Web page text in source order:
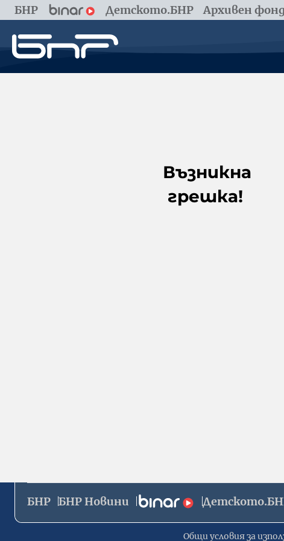
БНР Детското.БНР Архивен
Възникна
грешка!
БНР БНР Новини
Общи условия за